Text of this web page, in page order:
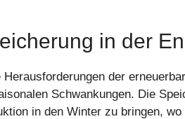
in der
der
Schwankungen. Die
in den Winter zu bringen,